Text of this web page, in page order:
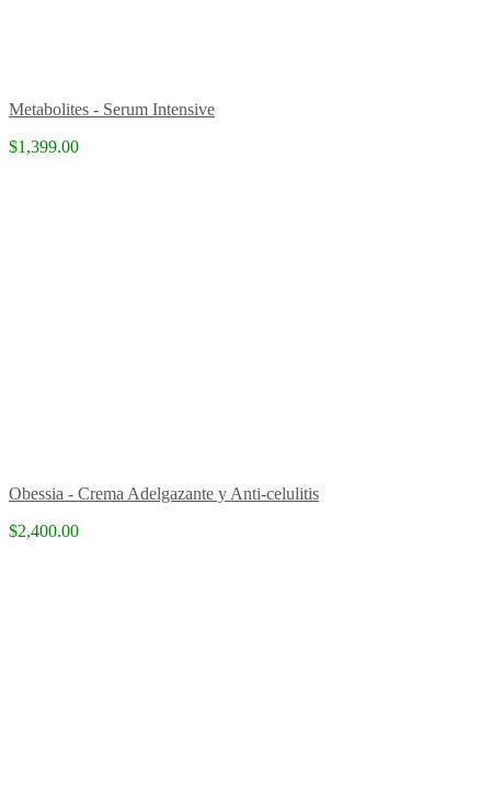
Metabolites - Serum Intensive
$1,399.00
Obessia - Crema Adelgazante y Anti-celulitis
$2,400.00